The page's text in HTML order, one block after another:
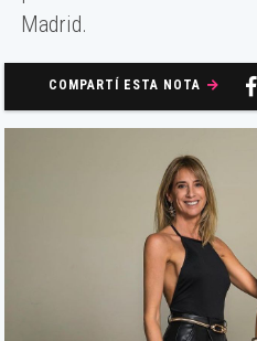
Madrid.
COMPARTÍ ESTA NOTA